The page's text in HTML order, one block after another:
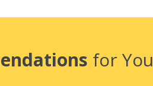
for You